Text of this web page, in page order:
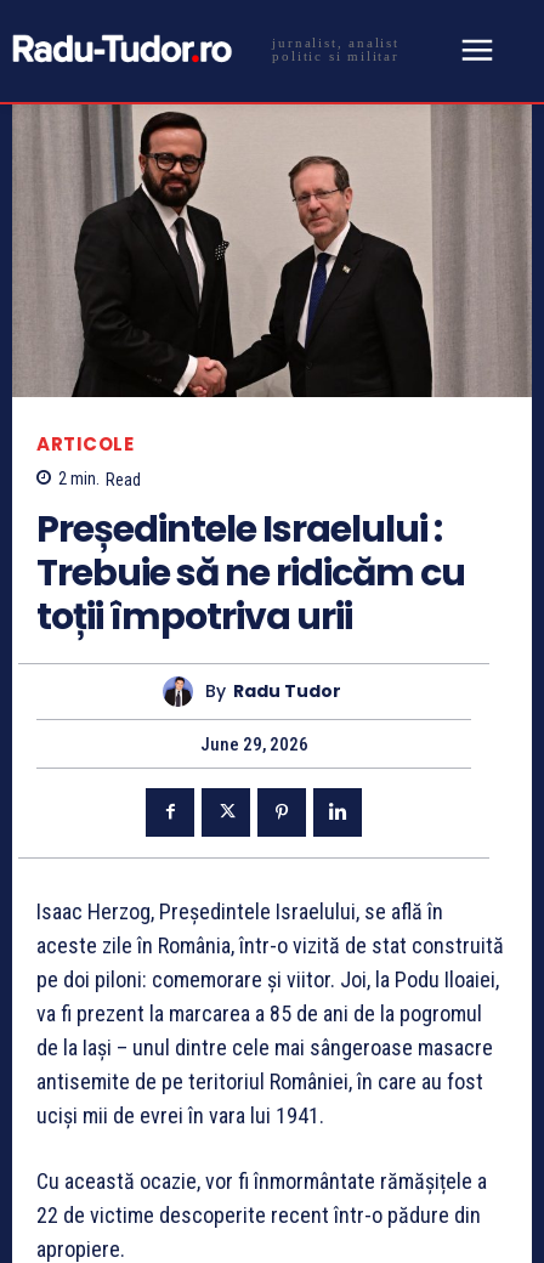
jurnalist, analist
politic si militar
ARTICOLE
2min. Read
Președintele Israelului :
Trebuie să ne ridicăm cu
toții împotriva urii
By Radu Tudor
June 29, 2026
Isaac Herzog, Președintele Israelului, se află în
aceste zile în România, într-o vizită de stat construită
pe doi piloni: comemorare și viitor. Joi, la Podu Iloaiei,
va fi prezent la marcarea a 85 de ani de la pogromul
de la Iași – unul dintre cele mai sângeroase masacre
antisemite de pe teritoriul României, în care au fost
uciși mii de evrei în vara lui 1941.
Cu această ocazie, vor fi înmormântate rămășițele a
22 de victime descoperite recent într-o pădure din
apropiere.